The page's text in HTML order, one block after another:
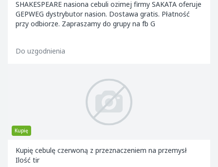
SHAKESPEARE nasiona cebuli ozimej firmy SAKATA oferuje
GEPWEG dystrybutor nasion. Dostawa gratis. Płatność
przy odbiorze. Zapraszamy do grupy na fb G
Do uzgodnienia
Kupię
Kupię cebulę czerwoną z przeznaczeniem na przemysł
Ilość tir